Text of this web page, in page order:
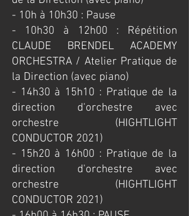
- 10h à 10h30 : Pause
- 10h30 à 12h00 : Répétition
CLAUDE BRENDEL ACADEMY
ORCHESTRA / Atelier Pratique de
la Direction (avec piano)
- 14h30 à 15h10 : Pratique de la
direction d'orchestre avec
orchestre (HIGHTLIGHT
CONDUCTOR 2021)
- 15h20 à 16h00 : Pratique de la
direction d'orchestre avec
orchestre (HIGHTLIGHT
CONDUCTOR 2021)